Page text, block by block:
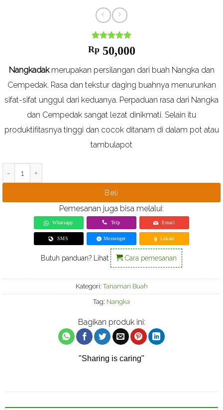
Nilai5 dari
5
ulasan
1
Rp50,000
Nangkadak merupakan persilangan dari buah Nangka dan
Cempedak. Rasa dan tekstur daging buahnya menurunkan
sifat-sifat unggul dari keduanya. Perpaduan rasa dari Nangka
dan Cempedak sangat lezat dinikmati. Selain itu
produktifitasnya tinggi dan cocok ditanam di dalam pot atau
tambulapot
Beli
Pemesanan juga bisa melalui:
Whatsapp Telp Email
SMS Messenger Lokasi
Butuh panduan? Lihat Cara pemesanan
Kategori:Tanaman Buah
Tag: Nangka
Bagikan produk ini:
"Sharing is caring"